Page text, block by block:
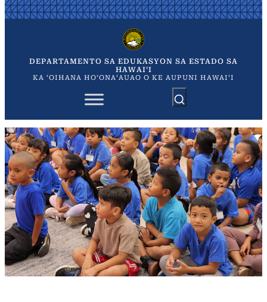
Skip
to
DEPARTAMENTO SA EDUKASYON SA ESTADO SA
HAWAIʻI
KA ʻOIHANA HOʻONAʻAUAO O KE AUPUNI HAWAIʻI